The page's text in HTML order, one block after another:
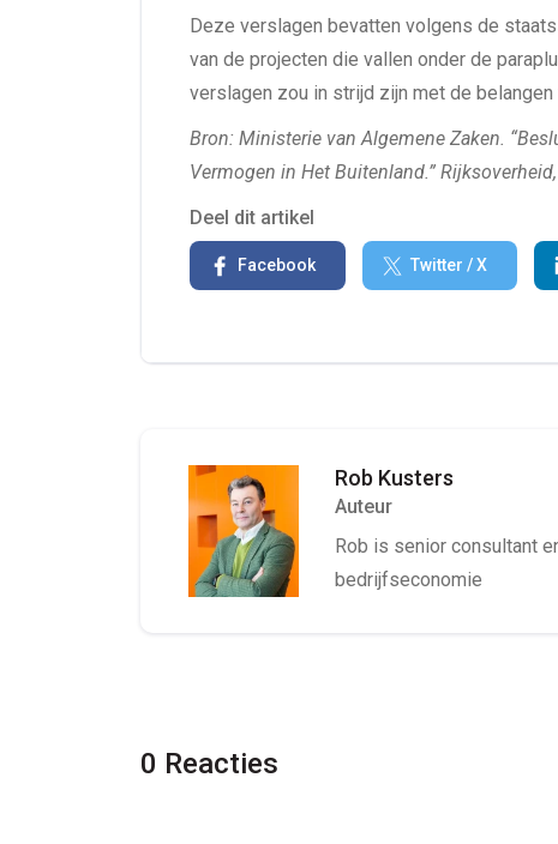
Deze verslagen bevatten volgens de
van de projecten die vallen onder de
verslagen zou in strijd zijn met de
Bron: Ministerie van Algemene Zaken.
Vermogen in Het Buitenland.”
Deel dit artikel
Facebook Twitter / X
Rob Kusters
Auteur
Rob is senior consultant
bedrijfseconomie
0 Reacties